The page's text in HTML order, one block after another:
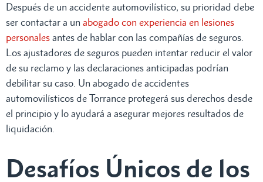
Después de un accidente automovilístico, su prioridad debe
ser contactar a un abogado con experiencia en lesiones
personales antes de hablar con las compañías de seguros.
Los ajustadores de seguros pueden intentar reducir el valor
de su reclamo y las declaraciones anticipadas podrían
debilitar su caso. Un abogado de accidentes
automovilísticos de Torrance protegerá sus derechos desde
el principio y lo ayudará a asegurar mejores resultados de
liquidación.
Desafíos Únicos de los